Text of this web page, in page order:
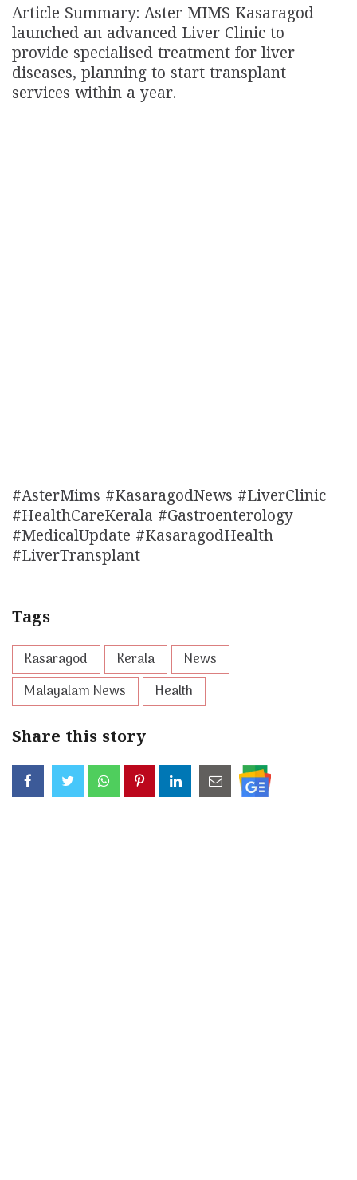
Article Summary: Aster MIMS Kasaragod
launched an advanced Liver Clinic to
provide specialised treatment for liver
diseases, planning to start transplant
services within a year.
#AsterMims #KasaragodNews #LiverClinic
#HealthCareKerala #Gastroenterology
#MedicalUpdate #KasaragodHealth
#LiverTransplant
Tags
Kasaragod Kerala
News
Malayalam News
Health
Share this story